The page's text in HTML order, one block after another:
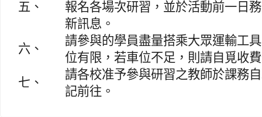
五、
報名各場次研習，並於活動前一日
新訊息。
六、
請參與的學員盡量搭乘大眾運輸工
位有限，若車位不足，則請自覓收
七、
請各校准予參與研習之教師於課務
記前往。